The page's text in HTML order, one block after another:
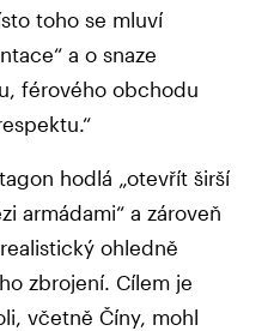
toho se mluví
a o snaze
férového obchodu
hodlá „otevřít širší
armádami“ a zároveň
ohledně
zbrojení. Cílem je
včetně Číny, mohl